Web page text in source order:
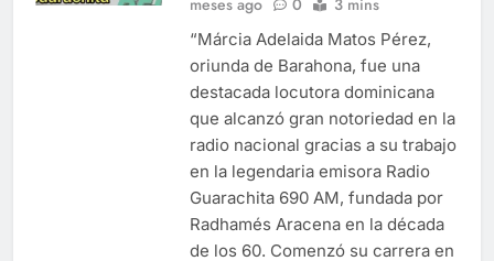
“Márcia Adelaida Matos Pérez,
oriunda de Barahona, fue una
destacada locutora dominicana
que alcanzó gran notoriedad en la
radio nacional gracias a su trabajo
en la legendaria emisora Radio
Guarachita 690 AM, fundada por
Radhamés Aracena en la década
de los 60. Comenzó su carrera en